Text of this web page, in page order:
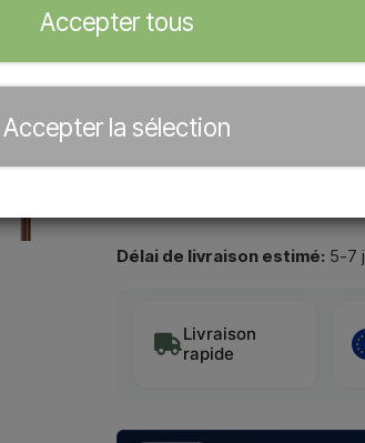
− +
Délai de livraison estimé: 5-7
Livraison
rapide
Accepter tous
Accepter la sélection